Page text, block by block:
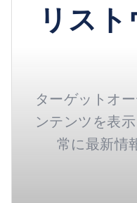
リス
ターゲットオ
ンテンツを表
常に最新情